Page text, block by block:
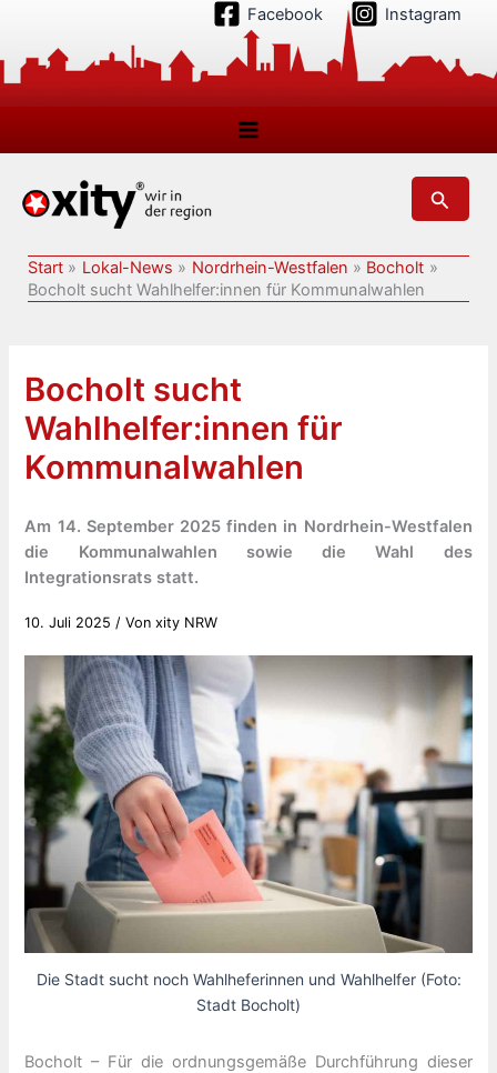
springen
Facebook Instagram
Suchen
Start Lokal-News Nordrhein-Westfalen
Bocholt
Bocholt sucht Wahlhelfer:innen für Kommunalwahlen
Bocholt sucht
Wahlhelfer:innen für
Kommunalwahlen
Am 14. September 2025 finden in Nordrhein-Westfalen
die Kommunalwahlen sowie die Wahl des
Integrationsrats statt.
10. Juli 2025 / Vonxity NRW
Die Stadt sucht noch Wahlheferinnen und Wahlhelfer (Foto:
Stadt Bocholt)
Bocholt – Für die ordnungsgemäße Durchführung dieser